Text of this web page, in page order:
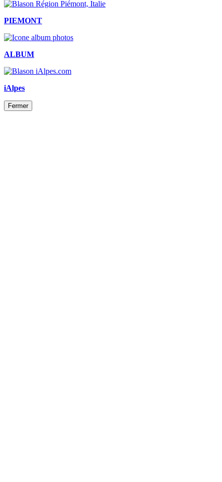
PIEMONT
ALBUM
iAlpes
Fermer